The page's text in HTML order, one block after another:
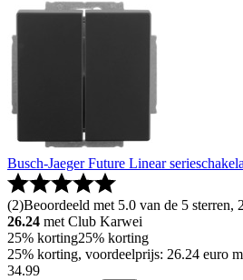
Busch-Jaeger Future Linear
(2)Beoordeeld met 5.0 van de 5 sterren,
26.24 met Club Karwei
25% korting25% korting
25% korting, voordeelprijs: 26.24 euro
34.99